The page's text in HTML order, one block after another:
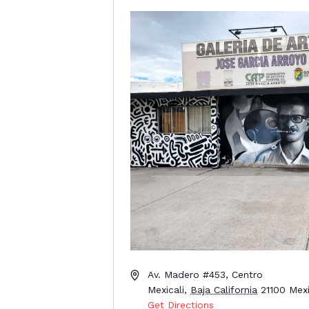
A
Av. Madero #453, Centro
Mexicali, Baja California 21100
Get Directions